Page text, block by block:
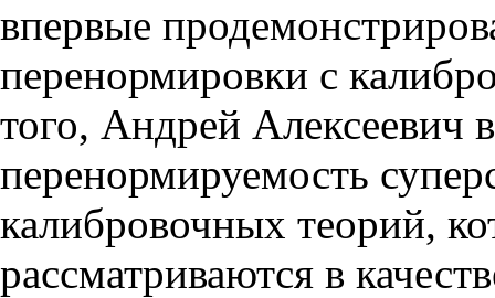
впервые
перенормировки с
того, Андрей Алексеевич
перенормируемость
калибровочных теорий,
рассматриваются в